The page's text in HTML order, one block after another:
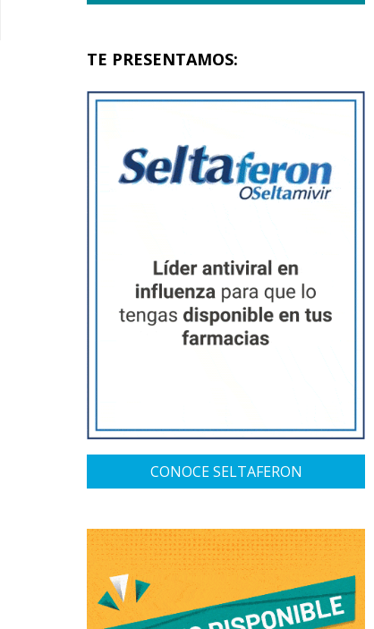
TE PRESENTAMOS:
CONOCE SELTAFERON